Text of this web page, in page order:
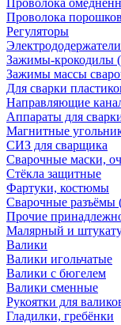
Проволока
Проволока
Регуляторы
Зажимы-крокодилы
Зажимы массы
Для сварки
Направляющие
Аппараты для
Магнитные
СИЗ для сварщика
Сварочные маски,
Стёкла защитные
Фартуки, костюмы
Сварочные разъёмы
Прочие
Малярный и
Валики
Валики игольчатые
Валики с бюгелем
Валики сменные
Рукоятки для
Гладилки, гребёнки